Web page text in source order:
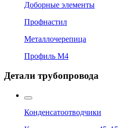
Доборные элементы
Профнастил
Металлочерепица
Профиль М4
Детали трубопровода
Конденсатоотводчики